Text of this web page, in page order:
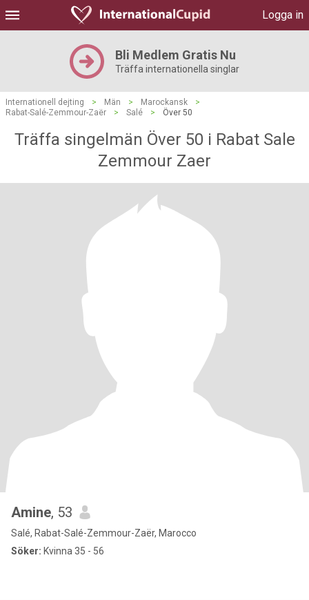
Logga in
Bli Medlem Gratis Nu
Träffa internationella singlar
Internationell dejting > Män > Marockansk
>
Rabat-Salé-Zemmour-Zaër
> Salé > Över 50
Träffa singelmän Över 50 i Rabat Sale
Zemmour Zaer
Amine, 53
Salé, Rabat-Salé-Zemmour-Zaër, Marocco
Söker: Kvinna 35 - 56